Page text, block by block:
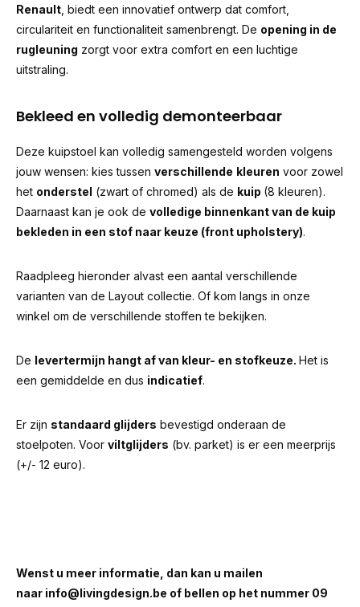
Renault , biedt een innovatief ontwerp dat comfort,
circulariteit en functionaliteit samenbrengt. De opening in de
rugleuning zorgt voor extra comfort en een luchtige
uitstraling.
Bekleed en volledig demonteerbaar
Deze kuipstoel kan volledig samengesteld worden volgens
jouw wensen: kies tussen verschillende kleuren voor zowel
het onderstel (zwart of chromed) als de kuip (8 kleuren).
Daarnaast kan je ook de volledige binnenkant van de kuip
bekleden in een stof naar keuze (front upholstery).
Raadpleeg hieronder alvast een aantal verschillende
varianten van de Layout collectie. Of kom langs in onze
winkel om de verschillende stoffen te bekijken.
De levertermijn hangt af van kleur- en stofkeuze. Het is
een gemiddelde en dus indicatief.
Er zijn standaard glijders bevestigd onderaan de
stoelpoten. Voor viltglijders (bv. parket) is er een meerprijs
(+/- 12 euro).
Wenst u meer informatie, dan kan u mailen
naar info@livingdesign.be of bellen op het nummer 09